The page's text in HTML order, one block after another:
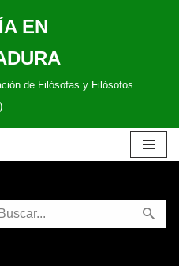
EN
de Filósofas y Filósofos